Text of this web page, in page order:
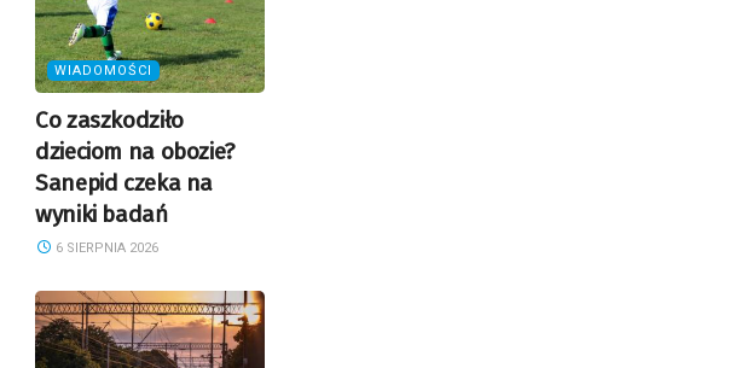
WIADOMOŚCI
Co zaszkodziło
dzieciom na obozie?
Sanepid czeka na
wyniki badań
6 SIERPNIA 2026